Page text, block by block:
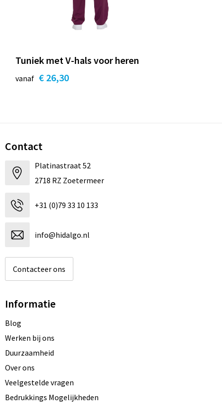
Tuniek met V-hals voor heren
vanaf € 26,30
Contact
Platinastraat 52
2718 RZ Zoetermeer
+31 (0)79 33 10 133
info@hidalgo.nl
Contacteer ons
Informatie
Blog
Werken bij ons
Duurzaamheid
Over ons
Veelgestelde vragen
Bedrukkings Mogelijkheden